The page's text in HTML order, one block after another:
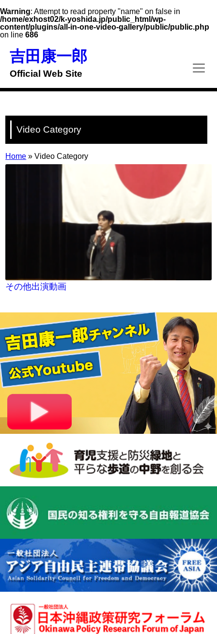
Warning: Attempt to read property "name" on false in
/home/exhost02/k-yoshida.jp/public_html/wp-
content/plugins/all-in-one-video-gallery/public/public.php
on line 686
content
吉田康一郎
Official Web Site
Video Category
Home »Video Category
その他出演動画